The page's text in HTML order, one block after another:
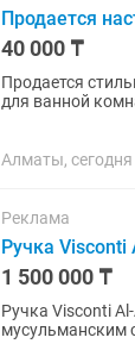
Продается
40 000 ₸
Продается
для ванной
Алматы, сегодня
Реклама
Ручка Visconti
1 500 000 ₸
Ручка Visconti
мусульманским